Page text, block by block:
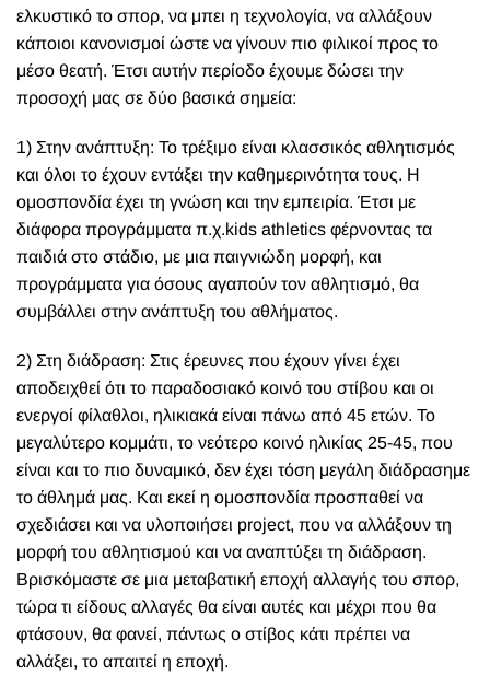
ελκυστικό το σπορ, να μπει η τεχνολογία, να αλλάξουν
κάποιοι κανονισμοί ώστε να γίνουν πιο φιλικοί προς το
μέσο θεατή. Έτσι αυτήν περίοδο έχουμε δώσει την
προσοχή μας σε δύο βασικά σημεία:
1) Στην ανάπτυξη: Το τρέξιμο είναι κλασσικός αθλητισμός
και όλοι το έχουν εντάξει την καθημερινότητα τους. Η
ομοσπονδία έχει τη γνώση και την εμπειρία. Έτσι με
διάφορα προγράμματα π.χ.kids athletics φέρνοντας τα
παιδιά στο στάδιο, με μια παιγνιώδη μορφή, και
προγράμματα για όσους αγαπούν τον αθλητισμό, θα
συμβάλλει στην ανάπτυξη του αθλήματος.
2) Στη διάδραση: Στις έρευνες που έχουν γίνει έχει
αποδειχθεί ότι το παραδοσιακό κοινό του στίβου και οι
ενεργοί φίλαθλοι, ηλικιακά είναι πάνω από 45 ετών. Το
μεγαλύτερο κομμάτι, το νεότερο κοινό ηλικίας 25-45, που
είναι και το πιο δυναμικό, δεν έχει τόση μεγάλη διάδρασημε
το άθλημά μας. Και εκεί η ομοσπονδία προσπαθεί να
σχεδιάσει και να υλοποιήσει project, που να αλλάξουν τη
μορφή του αθλητισμού και να αναπτύξει τη διάδραση.
Βρισκόμαστε σε μια μεταβατική εποχή αλλαγής του σπορ,
τώρα τι είδους αλλαγές θα είναι αυτές και μέχρι που θα
φτάσουν, θα φανεί, πάντως ο στίβος κάτι πρέπει να
αλλάξει, το απαιτεί η εποχή.